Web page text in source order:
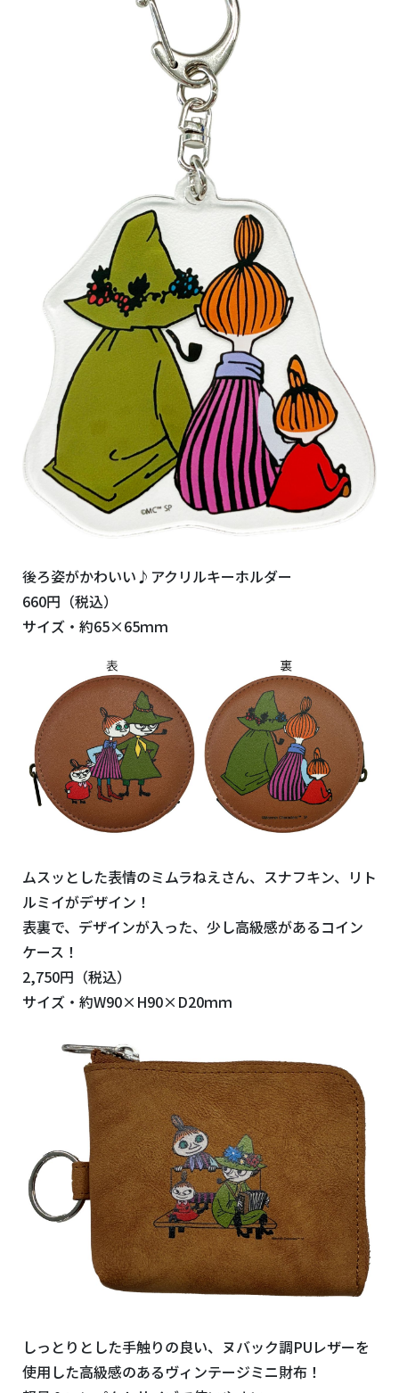
後ろ姿がかわいい♪アクリルキーホルダー
660円（税込）
サイズ・約65×65ｍｍ
ムスッとした表情のミムラねえさん、スナフキン、リト
ルミイがデザイン！
表裏で、デザインが入った、少し高級感があるコイン
ケース！
2,750円（税込）
サイズ・約W90×H90×D20ｍｍ
しっとりとした手触りの良い、ヌバック調PUレザーを
使用した高級感のあるヴィンテージミニ財布！